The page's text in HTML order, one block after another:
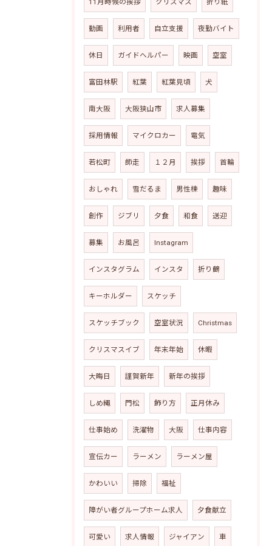
11月時候の挨拶 クリスマス 折り紙
動画 利用者 自立支援 夜勤バイト
休日 ガイドヘルパー 映画 空室
富田林駅 紅葉 紅葉見頃 犬
南大阪 大阪狭山市 求人募集
採用情報 マイクロカー 電気
若松町 師走 １２月 挨拶 首輪
おしゃれ 雪だるま 男性棟 趣味
創作 ジブリ 夕食 和食 送迎
募集 お風呂 Instagram
インスタグラム インスタ 折り鶴
キーホルダー スケッチ
スケッチブック 空室状況 Christmas
クリスマスイブ 年末年始 休暇
大晦日 謹賀新年 新年の挨拶
しめ縄 門松 飾り方 正月休み
仕事始め 洗濯物 大阪 仕事内容
宣伝カー ラーメン ラーメン屋
かわいい 掃除 福祉
障がい者グループホーム求人 夕食献立
可愛い 求人情報 ジャイアン 車